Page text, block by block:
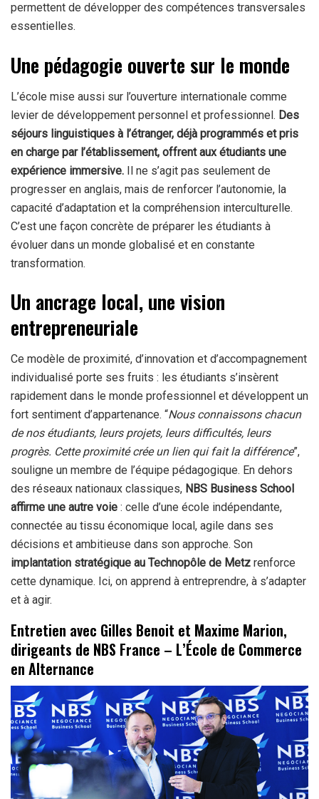
permettent de développer des compétences transversales
essentielles.
Une pédagogie ouverte sur le monde
L’école mise aussi sur l’ouverture internationale comme
levier de développement personnel et professionnel. Des
séjours linguistiques à l’étranger, déjà programmés et pris
en charge par l’établissement, offrent aux étudiants une
expérience immersive. Il ne s’agit pas seulement de
progresser en anglais, mais de renforcer l’autonomie, la
capacité d’adaptation et la compréhension interculturelle.
C’est une façon concrète de préparer les étudiants à
évoluer dans un monde globalisé et en constante
transformation.
Un ancrage local, une vision
entrepreneuriale
Ce modèle de proximité, d’innovation et d’accompagnement
individualisé porte ses fruits : les étudiants s’insèrent
rapidement dans le monde professionnel et développent un
fort sentiment d’appartenance. “Nous connaissons chacun
de nos étudiants, leurs projets, leurs difficultés, leurs
progrès. Cette proximité crée un lien qui fait la différence”,
souligne un membre de l’équipe pédagogique. En dehors
des réseaux nationaux classiques, NBS Business School
affirme une autre voie : celle d’une école indépendante,
connectée au tissu économique local, agile dans ses
décisions et ambitieuse dans son approche. Son
implantation stratégique au Technopôle de Metz renforce
cette dynamique. Ici, on apprend à entreprendre, à s’adapter
et à agir.
Entretien avec Gilles Benoit et Maxime Marion,
dirigeants de NBS France – L’École de Commerce
en Alternance